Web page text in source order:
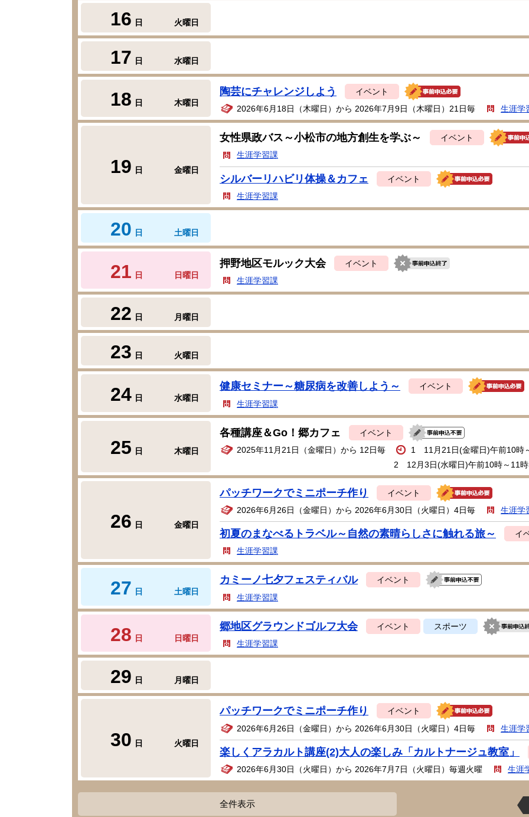
16 日 火曜日
17 日 水曜日
18 日 木曜日
陶芸にチャレンジしよう
イベント
2026年6月18日（木曜日）から 2026年7月9日（木曜日）21日毎
生涯学
19 日 金曜日
女性県政バス～小松市の地方創生を学ぶ～
イベント
生涯学習課
シルバーリハビリ体操＆カフェ
イベント
生涯学習課
20 日 土曜日
21 日 日曜日
押野地区モルック大会
イベント
生涯学習課
22 日 月曜日
23 日 火曜日
24 日 水曜日
健康セミナー～糖尿病を改善しよう～
イベント
生涯学習課
25 日 木曜日
各種講座＆Go！郷カフェ
イベント
2025年11月21日（金曜日）から 12日毎
1 11月21日(金曜日)午前10時
2 12月3日(水曜日)午前10時～11
26 日 金曜日
パッチワークでミニポーチ作り
イベント
2026年6月26日（金曜日）から 2026年6月30日（火曜日）4日毎
生涯学
初夏のまなべるトラベル～自然の素晴らしさに触れる旅～
イ
生涯学習課
27 日 土曜日
カミーノ七夕フェスティバル
イベント
生涯学習課
28 日 日曜日
郷地区グラウンドゴルフ大会 イベント
スポーツ
生涯学習課
29 日 月曜日
30 日 火曜日
パッチワークでミニポーチ作り
イベント
2026年6月26日（金曜日）から 2026年6月30日（火曜日）4日毎
生涯学
楽しくアラカルト講座(2)大人の楽しみ「カルトナージュ教室」
2026年6月30日（火曜日）から 2026年7月7日（火曜日）毎週火曜 生涯
全件表示